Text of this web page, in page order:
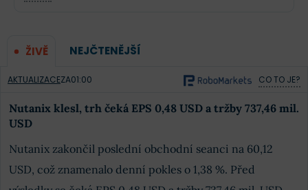
ŽIVĚ NEJČTENĚJŠÍ
AKTUALIZACEZA01:00 CO TO JE?
Nutanix klesl, trh čeká EPS 0,48 USD a tržby 737,46 mil.
USD
Nutanix zakončil poslední obchodní seanci na 60,12
USD, což znamenalo denní pokles o 1,38 %. Před